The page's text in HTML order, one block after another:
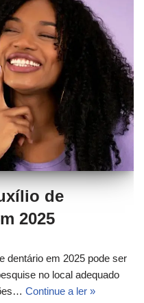
de
2025
dentário em 2025 pode ser
no local adequado
Continue a ler »